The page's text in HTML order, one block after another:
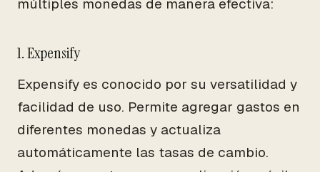
múltiples monedas de manera efectiva:
1. Expensify
Expensify es conocido por su versatilidad y
facilidad de uso. Permite agregar gastos en
diferentes monedas y actualiza
automáticamente las tasas de cambio.